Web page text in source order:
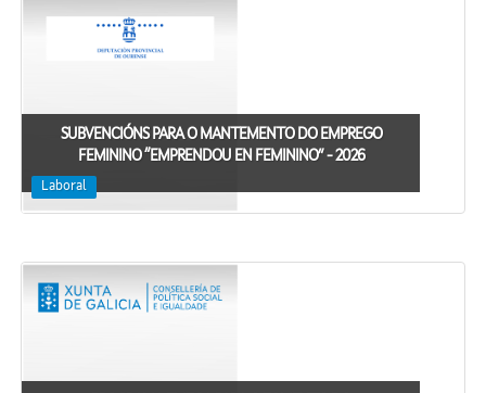
SUBVENCIÓNS PARA O MANTEMENTO DO EMPREGO
FEMININO “EMPRENDOU EN FEMININO” - 2026
Laboral